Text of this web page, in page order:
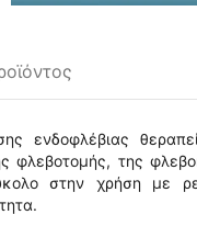
ενδοφλέβιας
φλεβοτομής, της
στην χρήση με